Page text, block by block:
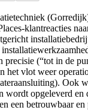
klantreacties
precisie (“tot in de
het vlot weer
Ook
wordt opgeleverd en
een betrouwbaar en